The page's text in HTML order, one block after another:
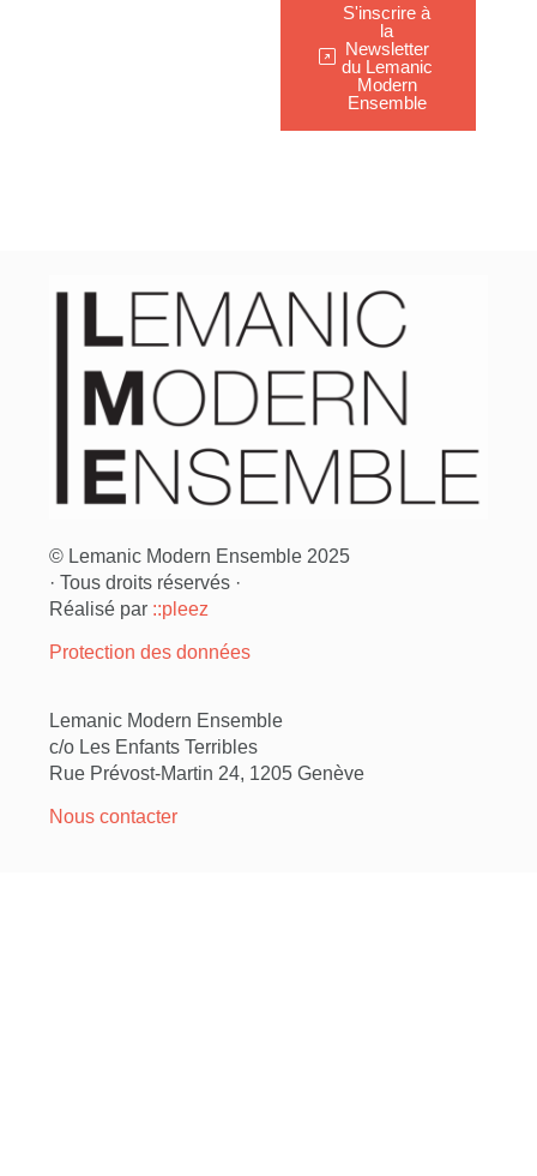
S'inscrire à
la
Newsletter
du Lemanic
Modern
Ensemble
© Lemanic Modern Ensemble 2025
· Tous droits réservés ·
Réalisé par ::pleez
Protection des données
Lemanic Modern Ensemble
c/o Les Enfants Terribles
Rue Prévost-Martin 24, 1205 Genève
Nous contacter